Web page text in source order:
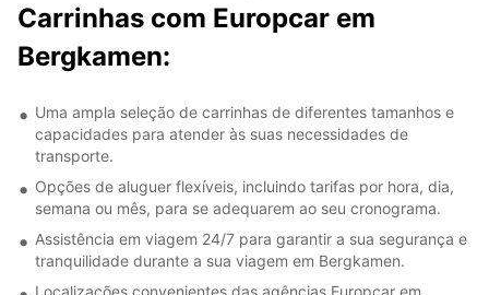
Carrinhas com Europcar em
Bergkamen:
Uma ampla seleção de carrinhas de diferentes tamanhos e
capacidades para atender às suas necessidades de
transporte.
Opções de aluguer flexíveis, incluindo tarifas por hora, dia,
semana ou mês, para se adequarem ao seu cronograma.
Assistência em viagem 24/7 para garantir a sua segurança e
tranquilidade durante a sua viagem em Bergkamen.
Localizações convenientes das agências Europcar em